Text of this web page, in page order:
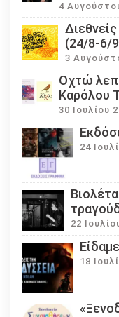
4
(24/8-6/
3
Οχτώ
Καρόλου
30 Ιουλίου
24
22
18